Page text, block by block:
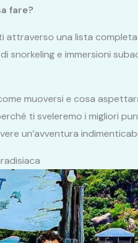
fare?
una lista
e immersioni
muoversi e cosa
ti sveleremo i migliori
un’avventura